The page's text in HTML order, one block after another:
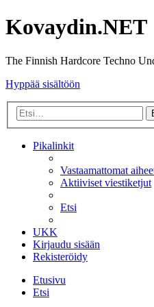
Kovaydin.NET
The Finnish Hardcore Techno
Hyppää sisältöön
Pikalinkit
Vastaamattomat
Aktiiviset viestiketjut
Etsi
UKK
Kirjaudu sisään
Rekisteröidy
Etusivu
Etsi